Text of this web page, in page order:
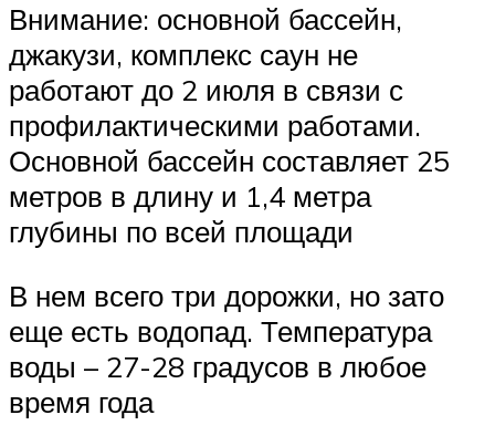
Внимание: основной бассейн,
джакузи, комплекс саун не
работают до 2 июля в связи с
профилактическими работами.
Основной бассейн составляет 25
метров в длину и 1,4 метра
глубины по всей площади
В нем всего три дорожки, но зато
еще есть водопад. Температура
воды – 27-28 градусов в любое
время года